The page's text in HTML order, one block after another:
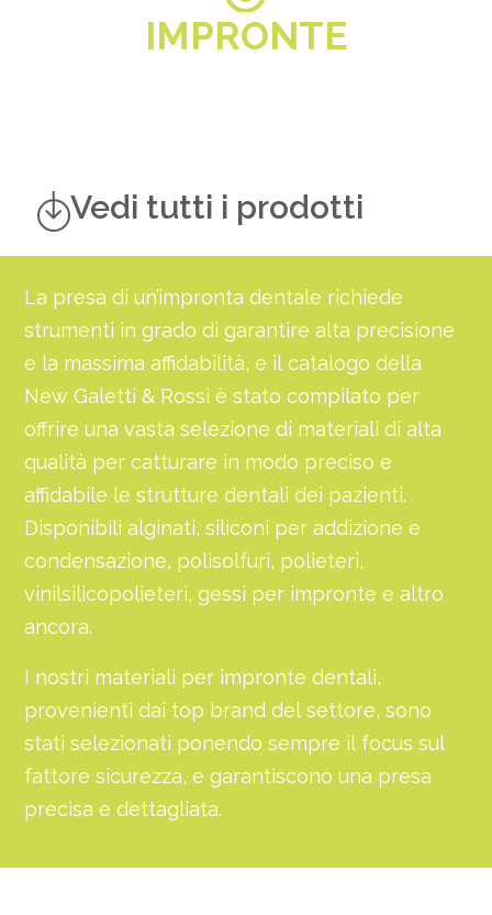
IMPRONTE
Vedi tutti i prodotti
La presa di un’impronta dentale richiede
strumenti in grado di garantire alta precisione
e la massima affidabilità, e il catalogo della
New Galetti & Rossi è stato compilato per
offrire una vasta selezione di materiali di alta
qualità per catturare in modo preciso e
affidabile le strutture dentali dei pazienti.
Disponibili alginati, siliconi per addizione e
condensazione, polisolfuri, polieteri,
vinilsilicopolieteri, gessi per impronte e altro
ancora.
I nostri materiali per impronte dentali,
provenienti dai top brand del settore, sono
stati selezionati ponendo sempre il focus sul
fattore sicurezza, e garantiscono una presa
precisa e dettagliata.